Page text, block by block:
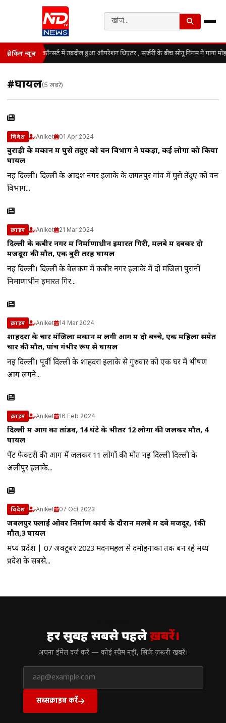
ब्रेकिंग न्यूज़ कॉन्सर्ट में तबदील हुआ ऑपरेशन थिएटर , सर्जरी के बीच सोनू निगम ने गाया
#घायल(5 खबरें)
विदेश Aniket 01 Apr 2024
बुराड़ी के मकान में घुसे तेंदुए को वन विभाग ने पकड़ा, कई लोगों को किया
घायल
नई दिल्ली। दिल्ली के आदर्श नगर इलाके के जगतपुर गांव में घुसे तेंदुए को वन
विभाग...
क्राइम Aniket 21 Mar 2024
दिल्ली के कबीर नगर में निर्माणाधीन इमारत गिरी, मलबे में दबकर दो
मजदूरों की मौत, एक बुरी तरह घायल
नई दिल्ली। दिल्ली के वेलकम में कबीर नगर इलाके में दो मंजिला पुरानी
निर्माणाधीन इमारत गिर...
क्राइम Aniket 14 Mar 2024
शाहदरा के चार मंजिला मकान में लगी आग में दो बच्चे, एक महिला समेत
चार की मौत, पांच गंभीर रूप से घायल
नई दिल्ली। पूर्वी दिल्ली के शाहदरा इलाके से गुरुवार को एक घर में भीषण
आग लगने...
क्राइम Aniket 16 Feb 2024
दिल्ली में आग का तांडव, 14 घंटे के भीतर 12 लोगों की जलकर मौत, 4
घायल
पेंट फैक्टरी की आग में जलकर 11 लोगों की मौत नई दिल्ली दिल्ली के
अलीपुर इलाके...
विदेश Aniket 07 Oct 2023
जबलपुर फ्लाई ओवर निर्माण कार्य के दौरान मलबे में दबे मजदूर, 1की
मौत,3 घायल
मध्य प्रदेश | 07 अक्टूबर 2023 मदनमहल से दमोहनाका तक बन रहे मध्य
प्रदेश के सबसे...
हर सुबह सबसे पहलेख़बरें।
अपना ईमेल दर्ज करें — कोई स्पैम नहीं, सिर्फ ज़रूरी खबरें।
सब्सक्राइब करें